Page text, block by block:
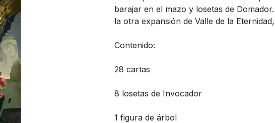
barajar en el mazo y losetas de
la otra expansión de Valle de la
Contenido:
28 cartas
8 losetas de Invocador
1 figura de árbol